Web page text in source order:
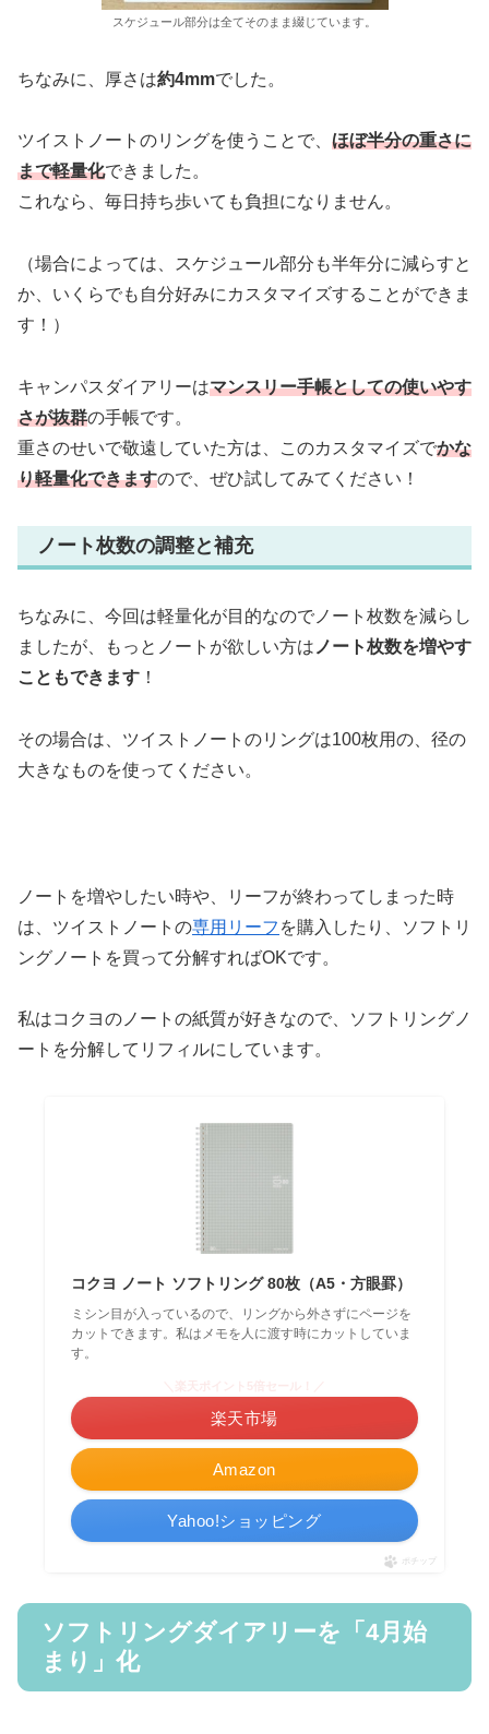
スケジュール部分は全てそのまま綴じています。
ちなみに、厚さは約4mmでした。
ツイストノートのリングを使うことで、 ほぼ半分の重さに
まで軽量化できました。
これなら、毎日持ち歩いても負担になりません。
（場合によっては、スケジュール部分も半年分に減らすと
か、いくらでも自分好みにカスタマイズすることができま
す！）
キャンパスダイアリーはマンスリー手帳としての使いやす
さが抜群の手帳です。
重さのせいで敬遠していた方は、このカスタマイズでかな
り軽量化できますので、ぜひ試してみてください！
ノート枚数の調整と補充
ちなみに、今回は軽量化が目的なのでノート枚数を減らし
ましたが、もっとノートが欲しい方は ノート枚数を増やす
こともできます ！
その場合は、ツイストノートのリングは100枚用の、径の
大きなものを使ってください。
ノートを増やしたい時や、リーフが終わってしまった時
は、ツイストノートの専用リーフ を購入したり、ソフトリ
ングノートを買って分解すればOKです。
私はコクヨのノートの紙質が好きなので、ソフトリングノ
ートを分解してリフィルにしています。
コクヨ ノート ソフトリング 80枚（A5・方眼罫）
ミシン目が入っているので、リングから外さずにページを
カットできます。私はメモを人に渡す時にカットしていま
す。
Amazon
楽天市場
Yahoo!ショッピング
ポチップ
ソフトリングダイアリーを「4月始
まり」化